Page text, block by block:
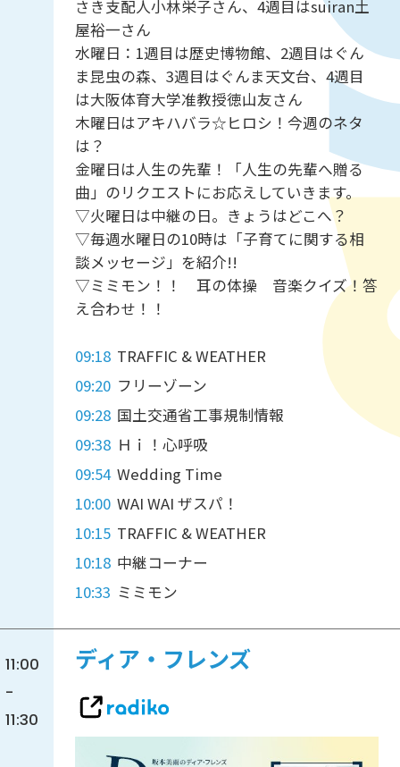
さき支配人小林栄子さん、4週目はsuiran土
屋裕一さん
水曜日：1週目は歴史博物館、2週目はぐん
ま昆虫の森、3週目はぐんま天文台、4週目
は大阪体育大学准教授徳山友さん
木曜日はアキハバラ☆ヒロシ！今週のネタ
は？
金曜日は人生の先輩！「人生の先輩へ贈る
曲」のリクエストにお応えしていきます。
▽火曜日は中継の日。きょうはどこへ？
▽毎週水曜日の10時は「子育てに関する相
談メッセージ」を紹介!!
▽ミミモン！！ 耳の体操 音楽クイズ！答
え合わせ！！
09:18 TRAFFIC & WEATHER
09:20 フリーゾーン
09:28 国土交通省工事規制情報
09:38 Ｈｉ！心呼吸
09:54 Wedding Time
10:00 WAI WAI ザスパ！
10:15 TRAFFIC & WEATHER
10:18 中継コーナー
10:33 ミミモン
11:00
-
11:30
ディア・フレンズ